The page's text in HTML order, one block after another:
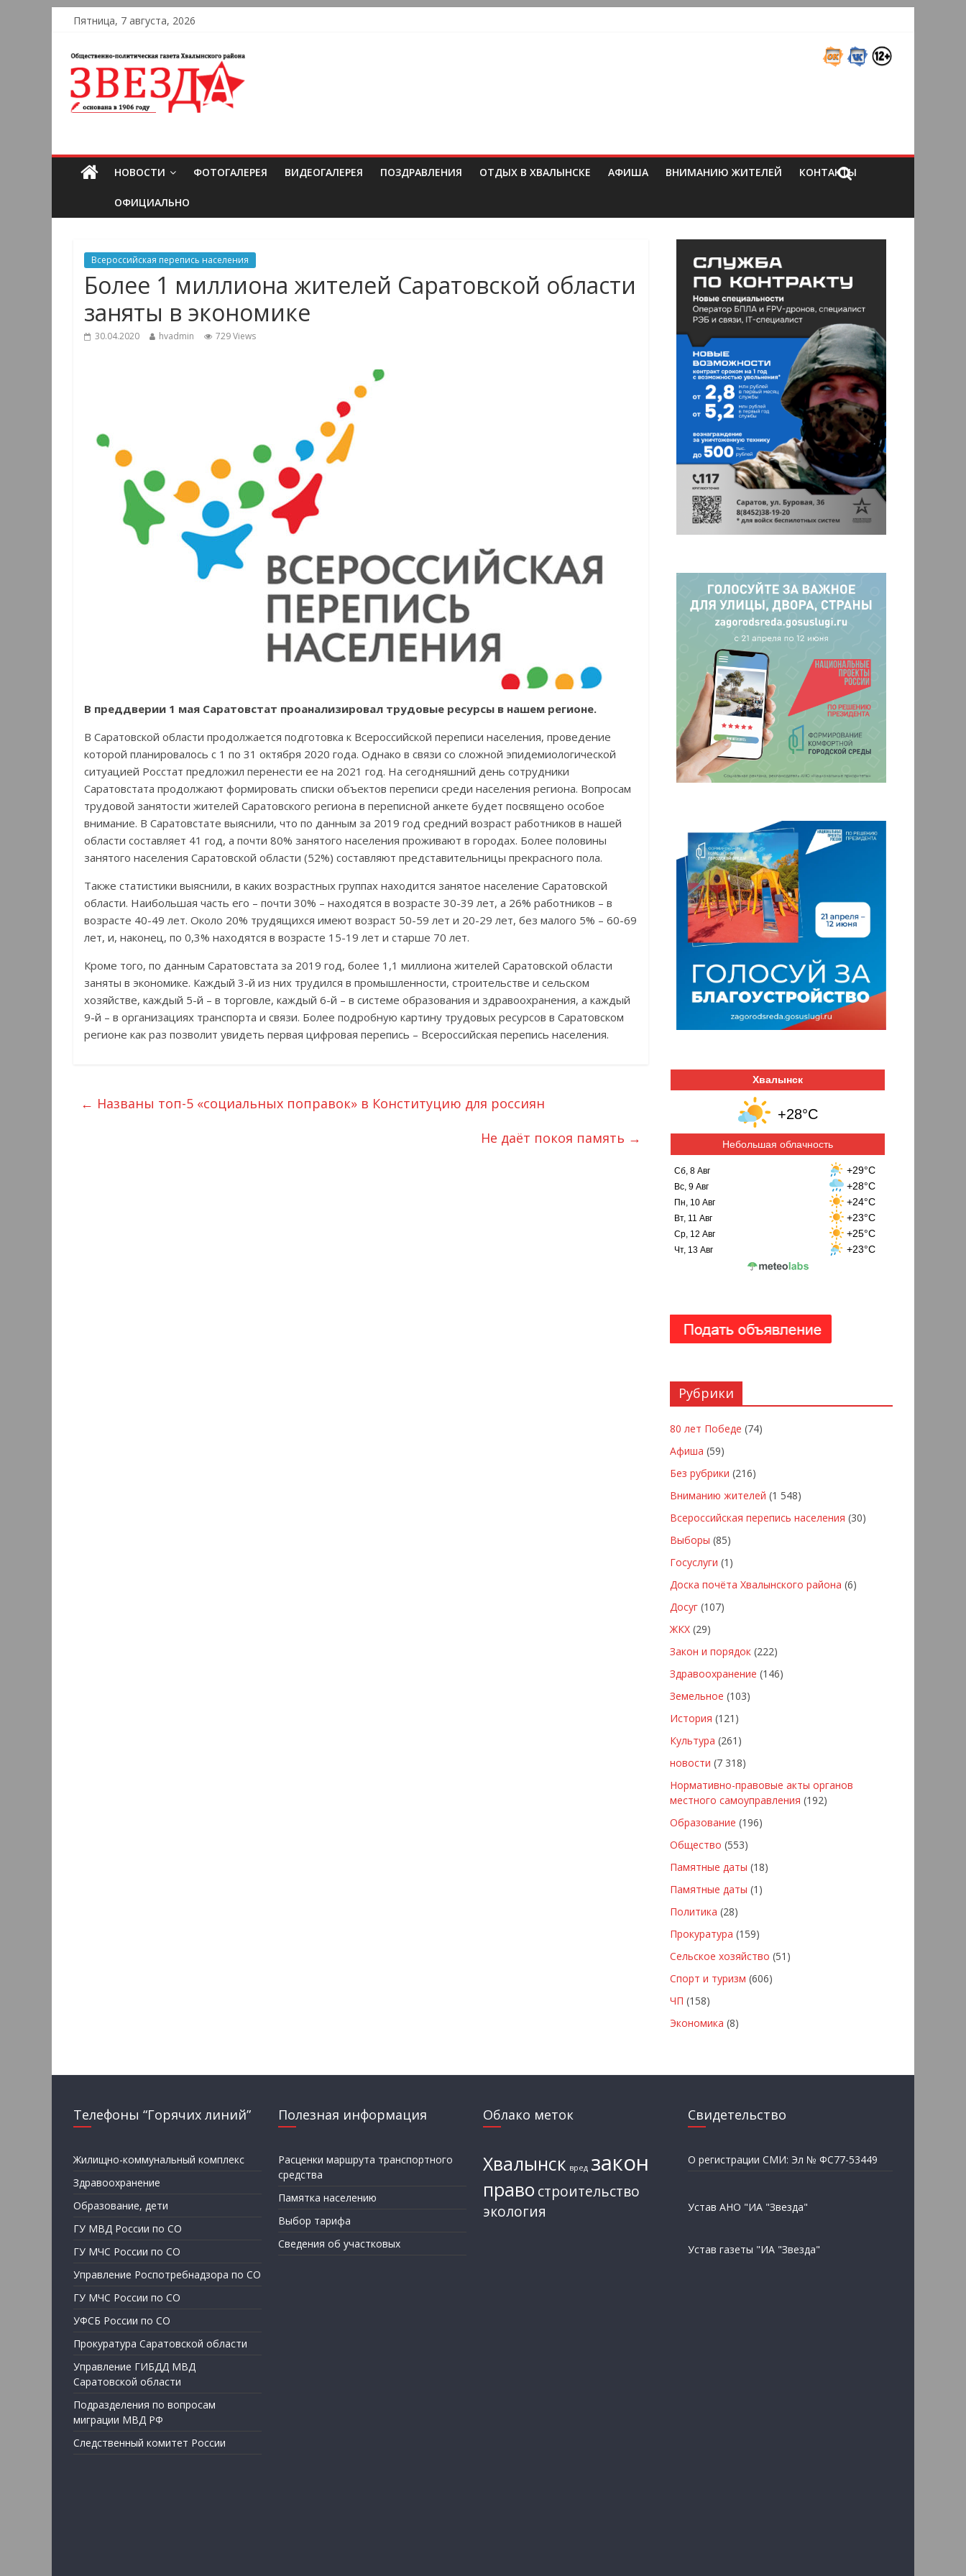
Пятница, 7 августа, 2026
НОВОСТИ ФОТОГАЛЕРЕЯ ВИДЕОГАЛЕРЕЯ ПОЗДРАВЛЕНИЯ ОТДЫХ В ХВАЛЫНСКЕ АФИША ВНИМАНИЮ ЖИТЕЛЕЙ КОНТАКТЫ
ОФИЦИАЛЬНО
Всероссийская перепись населения
Более 1 миллиона жителей Саратовской области
заняты в экономике
30.04.2020 hvadmin 729 Views
В преддверии 1 мая Саратовстат проанализировал трудовые ресурсы в нашем регионе.
В Саратовской области продолжается подготовка к Всероссийской переписи населения, проведение
которой планировалось с 1 по 31 октября 2020 года. Однако в связи со сложной эпидемиологической
ситуацией Росстат предложил перенести ее на 2021 год. На сегодняшний день сотрудники
Саратовстата продолжают формировать списки объектов переписи среди населения региона. Вопросам
трудовой занятости жителей Саратовского региона в переписной анкете будет посвящено особое
внимание. В Саратовстате выяснили, что по данным за 2019 год средний возраст работников в нашей
области составляет 41 год, а почти 80% занятого населения проживают в городах. Более половины
занятого населения Саратовской области (52%) составляют представительницы прекрасного пола.
Также статистики выяснили, в каких возрастных группах находится занятое население Саратовской
области. Наибольшая часть его – почти 30% – находятся в возрасте 30-39 лет, а 26% работников – в
возрасте 40-49 лет. Около 20% трудящихся имеют возраст 50-59 лет и 20-29 лет, без малого 5% – 60-69
лет, и, наконец, по 0,3% находятся в возрасте 15-19 лет и старше 70 лет.
Кроме того, по данным Саратовстата за 2019 год, более 1,1 миллиона жителей Саратовской области
заняты в экономике. Каждый 3-й из них трудился в промышленности, строительстве и сельском
хозяйстве, каждый 5-й – в торговле, каждый 6-й – в системе образования и здравоохранения, а каждый
9-й – в организациях транспорта и связи. Более подробную картину трудовых ресурсов в Саратовском
регионе как раз позволит увидеть первая цифровая перепись – Всероссийская перепись населения.
← Названы топ-5 «социальных поправок» в Конституцию для россиян
Не даёт покоя память →
Хвалынск
+28°C
Небольшая облачность
Сб, 8 Авг +29°C
Вс, 9 Авг +28°C
Пн, 10 Авг +24°C
Вт, 11 Авг +23°C
Ср, 12 Авг +25°C
Чт, 13 Авг +23°C
Рубрики
80 лет Победе (74)
Афиша (59)
Без рубрики (216)
Вниманию жителей (1 548)
Всероссийская перепись населения (30)
Выборы (85)
Госуслуги (1)
Доска почёта Хвалынского района (6)
Досуг (107)
ЖКХ (29)
Закон и порядок (222)
Здравоохранение (146)
Земельное (103)
История (121)
Культура (261)
новости (7 318)
Нормативно-правовые акты органов
местного самоуправления (192)
Образование (196)
Общество (553)
Памятные даты (18)
Памятные даты (1)
Политика (28)
Прокуратура (159)
Сельское хозяйство (51)
Спорт и туризм (606)
ЧП (158)
Экономика (8)
Телефоны “Горячих линий”
Жилищно-коммунальный комплекс
Здравоохранение
Образование, дети
ГУ МВД России по СО
ГУ МЧС России по СО
Управление Роспотребнадзора по СО
ГУ МЧС России по СО
УФСБ России по СО
Прокуратура Саратовской области
Управление ГИБДД МВД
Саратовской области
Подразделения по вопросам
миграции МВД РФ
Следственный комитет России
Полезная информация
Расценки маршрута транспортного
средства
Памятка населению
Выбор тарифа
Сведения об участковых
Облако меток
Хвалынск вред закон
право строительство
экология
Свидетельство
О регистрации СМИ: Эл № ФС77-53449
Устав АНО "ИА "Звезда"
Устав газеты "ИА "Звезда"